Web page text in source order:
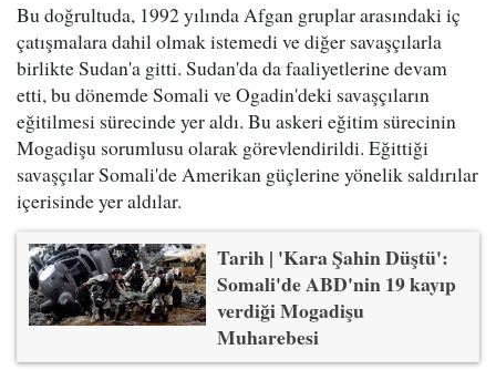
Bu doğrultuda, 1992 yılında Afgan gruplar arasındaki iç
çatışmalara dahil olmak istemedi ve diğer savaşçılarla
birlikte Sudan'a gitti. Sudan'da da faaliyetlerine devam
etti, bu dönemde Somali ve Ogadin'deki savaşçıların
eğitilmesi sürecinde yer aldı. Bu askeri eğitim sürecinin
Mogadişu sorumlusu olarak görevlendirildi. Eğittiği
savaşçılar Somali'de Amerikan güçlerine yönelik saldırılar
içerisinde yer aldılar.
Tarih | 'Kara Şahin Düştü':
Somali'de ABD'nin 19 kayıp
verdiği Mogadişu
Muharebesi